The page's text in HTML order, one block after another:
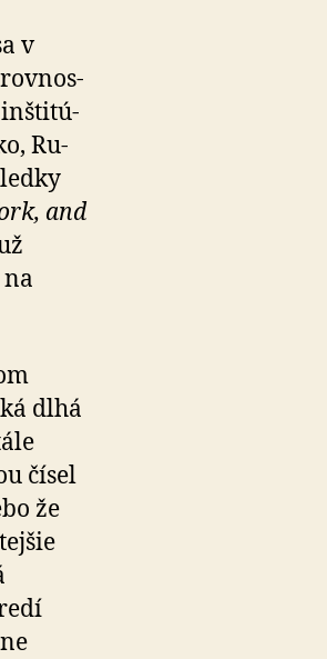
v
in­šti­tú­
Ru­
and
dlhá
čísel
že